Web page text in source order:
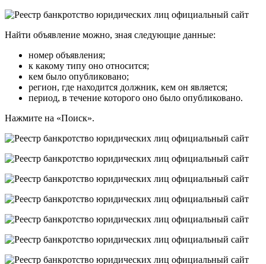
Найти объявление можно, зная следующие данные:
номер объявления;
к какому типу оно относится;
кем было опубликовано;
регион, где находится должник, кем он является;
период, в течение которого оно было опубликовано.
Нажмите на «Поиск».